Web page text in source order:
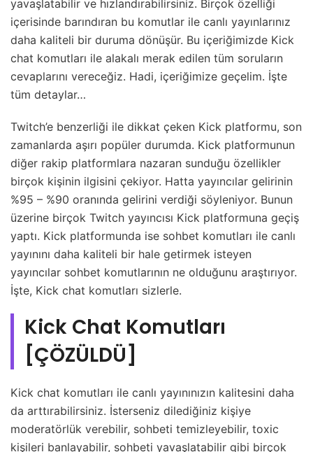
yavaşlatabilir ve hızlandırabilirsiniz. Birçok özelliği
içerisinde barındıran bu komutlar ile canlı yayınlarınız
daha kaliteli bir duruma dönüşür. Bu içeriğimizde Kick
chat komutları ile alakalı merak edilen tüm soruların
cevaplarını vereceğiz. Hadi, içeriğimize geçelim. İşte
tüm detaylar…
Twitch’e benzerliği ile dikkat çeken Kick platformu, son
zamanlarda aşırı popüler durumda. Kick platformunun
diğer rakip platformlara nazaran sunduğu özellikler
birçok kişinin ilgisini çekiyor. Hatta yayıncılar gelirinin
%95 – %90 oranında gelirini verdiği söyleniyor. Bunun
üzerine birçok Twitch yayıncısı Kick platformuna geçiş
yaptı. Kick platformunda ise sohbet komutları ile canlı
yayınını daha kaliteli bir hale getirmek isteyen
yayıncılar sohbet komutlarının ne olduğunu araştırıyor.
İşte, Kick chat komutları sizlerle.
Kick Chat Komutları
[ÇÖZÜLDÜ]
Kick chat komutları ile canlı yayınınızın kalitesini daha
da arttırabilirsiniz. İsterseniz dilediğiniz kişiye
moderatörlük verebilir, sohbeti temizleyebilir, toxic
kişileri banlayabilir, sohbeti yavaşlatabilir gibi birçok